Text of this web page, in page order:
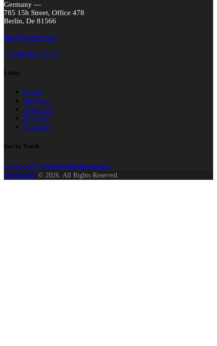
Germany —
785 15h Street, Office 478
Berlin, De 81566
info@email.com
+1 840 841 25 69
Links
Home
Services
About Us
Booking
Contacts
Get In Touch
FacebookTwitterDribbleInstagram
ThemeREX © 2026. All Rights Reserved.